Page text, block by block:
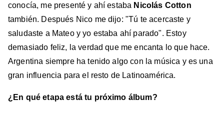
conocía, me presenté y ahí estaba Nicolás Cotton
también. Después Nico me dijo: "Tú te acercaste y
saludaste a Mateo y yo estaba ahí parado". Estoy
demasiado feliz, la verdad que me encanta lo que hace.
Argentina siempre ha tenido algo con la música y es una
gran influencia para el resto de Latinoamérica.
¿En qué etapa está tu próximo álbum?